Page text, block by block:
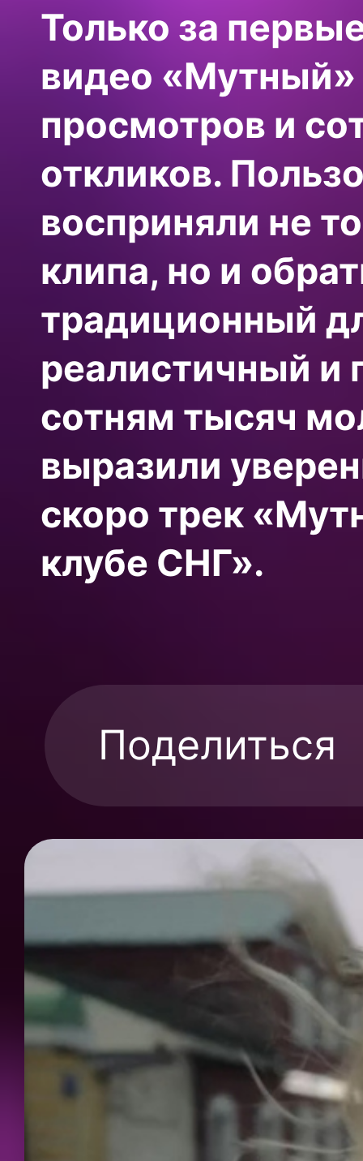
Только за
видео «Мутный»
просмотров и
откликов.
восприняли не
клипа, но и
традиционный
реалистичный и
сотням тысяч
выразили
скоро трек
клубе СНГ».
Поделиться